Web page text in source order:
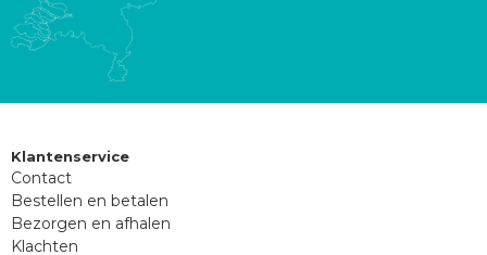
Klantenservice
Contact
Bestellen en betalen
Bezorgen en afhalen
Klachten